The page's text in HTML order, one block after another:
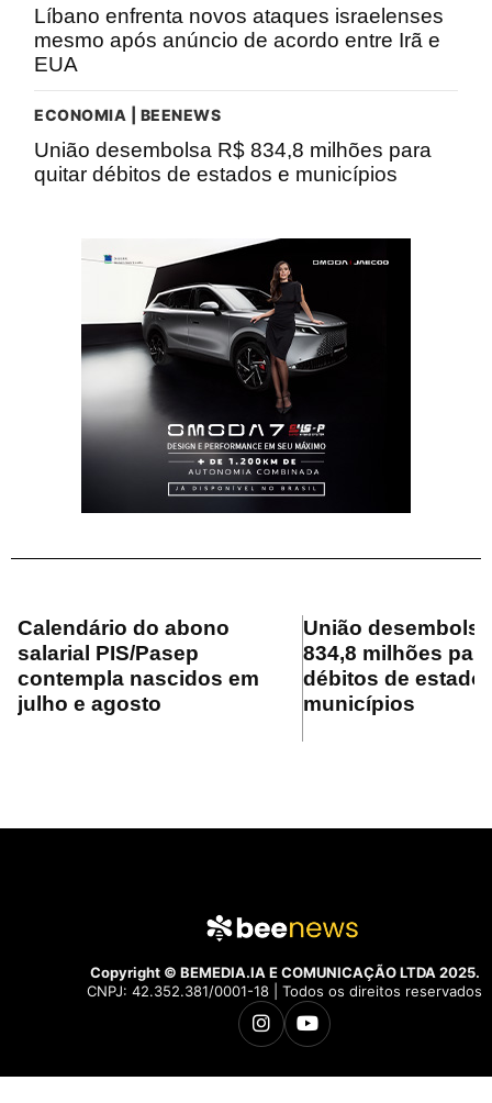
Líbano enfrenta novos ataques israelenses
mesmo após anúncio de acordo entre Irã e
EUA
ECONOMIA | BEENEWS
União desembolsa R$ 834,8 milhões para
quitar débitos de estados e municípios
Calendário do abono
salarial PIS/Pasep
contempla nascidos em
julho e agosto
União
834,8 milhões
débitos de
municípios
Copyright © BEMEDIA.IA E COMUNICAÇÃO LTDA 2025.
CNPJ: 42.352.381/0001-18 | Todos os direitos reservados